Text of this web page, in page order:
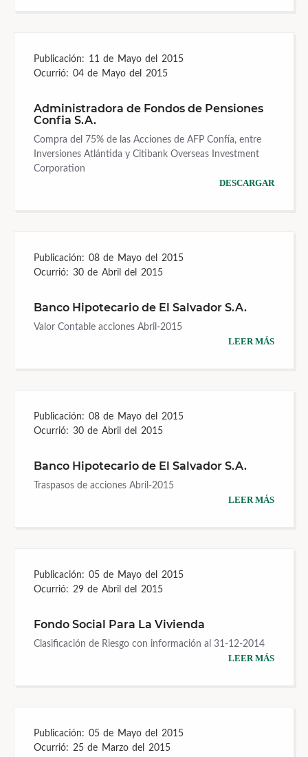
Publicación: 11 de Mayo del 2015
Ocurrió: 04 de Mayo del 2015
Administradora de Fondos de Pensiones
Confia S.A.
Compra del 75% de las Acciones de AFP Confía, entre
Inversiones Atlántida y Citibank Overseas Investment
Corporation
DESCARGAR
Publicación: 08 de Mayo del 2015
Ocurrió: 30 de Abril del 2015
Banco Hipotecario de El Salvador S.A.
Valor Contable acciones Abril-2015
LEER MÁS
Publicación: 08 de Mayo del 2015
Ocurrió: 30 de Abril del 2015
Banco Hipotecario de El Salvador S.A.
Traspasos de acciones Abril-2015
LEER MÁS
Publicación: 05 de Mayo del 2015
Ocurrió: 29 de Abril del 2015
Fondo Social Para La Vivienda
Clasificación de Riesgo con información al 31-12-2014
LEER MÁS
Publicación: 05 de Mayo del 2015
Ocurrió: 25 de Marzo del 2015